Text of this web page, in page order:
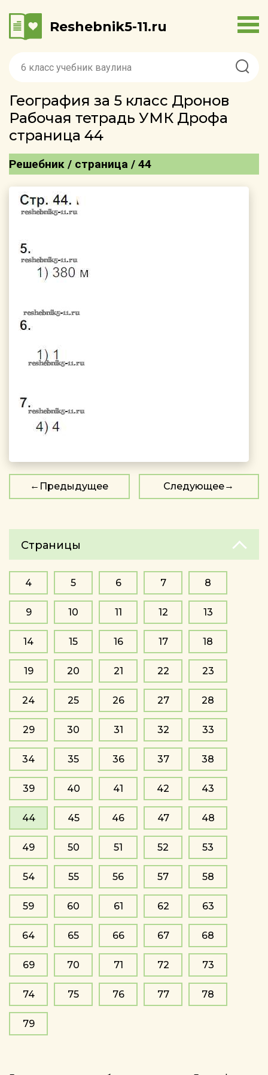
Reshebnik5-11.ru
География за 5 класс Дронов
Рабочая тетрадь УМК Дрофа
страница 44
Решебник / страница / 44
Предыдущее Следующее
Страницы
4 5 6 7 8
9 10 11 12 13
14 15 16 17 18
19 20 21 22 23
24 25 26 27 28
29 30 31 32 33
34 35 36 37 38
39 40 41 42 43
44 45 46 47 48
49 50 51 52 53
54 55 56 57 58
59 60 61 62 63
64 65 66 67 68
69 70 71 72 73
74 75 76 77 78
79